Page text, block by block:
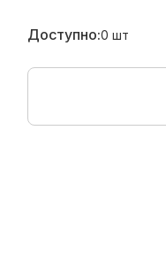
Доступно:0 шт